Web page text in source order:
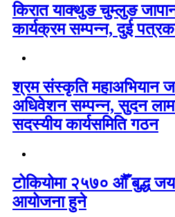
किरात याक्थुङ चुम्लुङ
कार्यक्रम सम्पन्न, दुई
श्रम संस्कृति महाअभियान
अधिवेशन सम्पन्न, सुदन
सदस्यीय कार्यसमिति गठन
टोकियोमा २५७० औँ बुद्ध
आयोजना हुने